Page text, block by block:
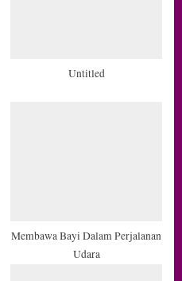
Untitled
Membawa Bayi Dalam Perjalanan
Udara